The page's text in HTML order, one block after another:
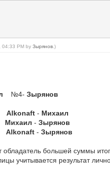
04:33 PM byЗырянов .)
№4-Зырянов
Alkonaft- Михаил
Михаил-Зырянов
Alkonaft-Зырянов
большей суммы
учитывается результат